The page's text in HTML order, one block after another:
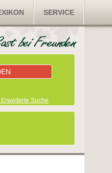
SERVICE
Erweiterte Suche